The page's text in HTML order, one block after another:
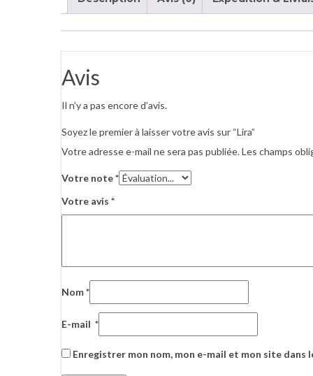
Avis
Il n’y a pas encore d’avis.
Soyez le premier à laisser votre avis sur “Lira”
Votre adresse e-mail ne sera pas publiée.Les champs
Votre note*
Votre avis *
Nom*
E-mail *
Enregistrer mon nom, mon e-mail et mon site